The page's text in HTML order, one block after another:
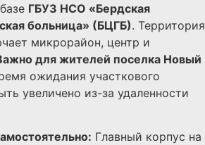
ГБУЗ НСО «Бердская
больница» (БЦГБ). Территория
микрорайон, центр и
для жителей поселка Новый
ожидания участкового
увеличено из-за удаленности
Главный корпус на